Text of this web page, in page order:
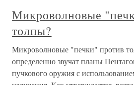
Микроволновые
толпы?
Микроволновые "печки" против
определенно звучат планы
пучкового оружия с